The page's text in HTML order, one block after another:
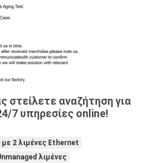
στείλετε αναζήτηση για
7 υπηρεσίες online!
2 λιμένες Ethernet
λιμένες